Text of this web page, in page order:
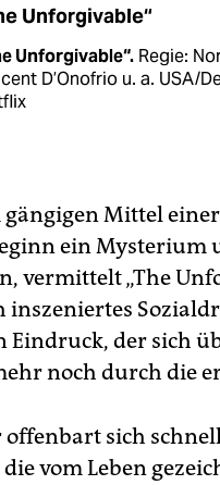
Unforgivable“
Unforgivable“.Regie:
D’Onofrio u. a. USA/
Mittel
ein Mysterium
vermittelt „The
inszeniertes
Eindruck, der sich
noch durch die
sich
die vom Leben